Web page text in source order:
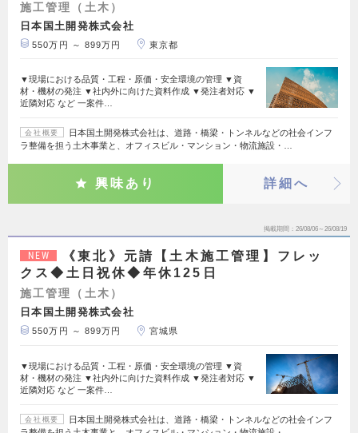
施工管理（土木）
日本国土開発株式会社
550万円 ～ 899万円 東京都
▼現場における品質・工程・原価・安全環境の管理 ▼資
材・機材の発注 ▼社内外に向けた資料作成 ▼発注者対応 ▼
近隣対応 など 一案件…
会社概要
日本国土開発株式会社は、道路・橋梁・トンネルなどの社会インフ
ラ整備を担う土木事業と、オフィスビル・マンション・物流施設・…
興味あり 詳細へ
掲載期間 26/08/06～26/08/19
NEW
《東北》元請【土木施工管理】フレッ
クス◆土日祝休◆年休125日
施工管理（土木）
日本国土開発株式会社
550万円 ～ 899万円 宮城県
▼現場における品質・工程・原価・安全環境の管理 ▼資
材・機材の発注 ▼社内外に向けた資料作成 ▼発注者対応 ▼
近隣対応 など 一案件…
会社概要
日本国土開発株式会社は、道路・橋梁・トンネルなどの社会インフ